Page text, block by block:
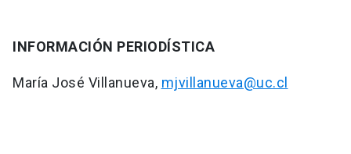
INFORMACIÓN PERIODÍSTICA
María José Villanueva, mjvillanueva@uc.cl